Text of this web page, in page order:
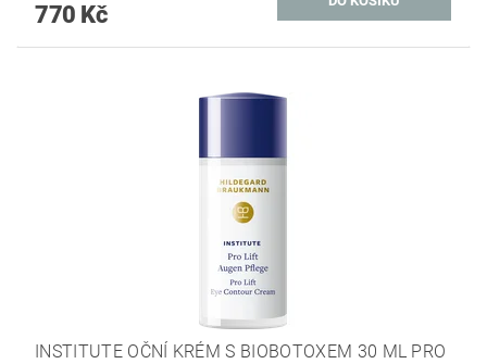
770 Kč
INSTITUTE OČNÍ KRÉM S BIOBOTOXEM 30 ML PRO